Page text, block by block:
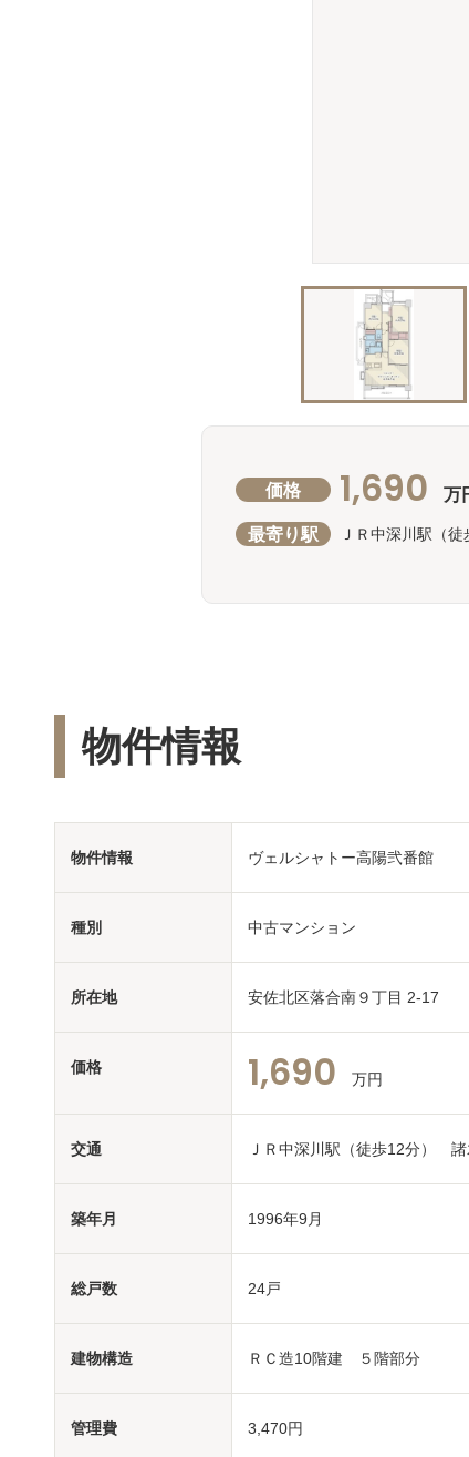
価格 1,690 万
最寄り駅 ＪＲ中深川駅（
物件情報
物件情報 ヴェルシャトー高陽弐番館
種別 中古マンション
所在地 安佐北区落合南９丁目 2-17
価格 1,690 万円
交通 ＪＲ中深川駅（徒歩12分） 諸
築年月 1996年9月
総戸数 24戸
建物構造 ＲＣ造10階建 ５階部分
管理費 3,470円